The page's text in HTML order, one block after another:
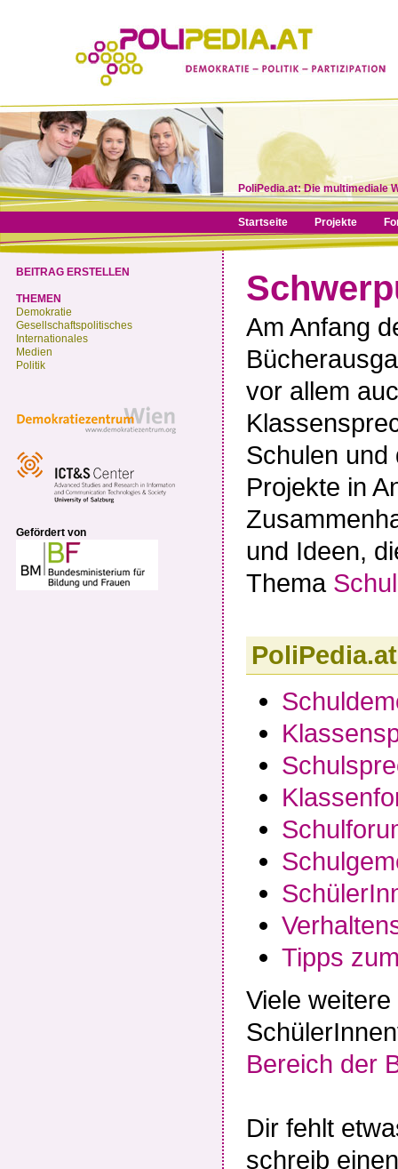
PoliPedia.at: Die multimediale
Startseite Projekte
Am Anfang
vor allem
Schulen und
Projekte in
und Ideen,
Thema
Tipps
Viele
Bereich der
Dir fehlt
schreib
BEITRAG ERSTELLEN
THEMEN
Demokratie
Gesellschaftspolitisches
Internationales
Medien
Politik
Gefördert von